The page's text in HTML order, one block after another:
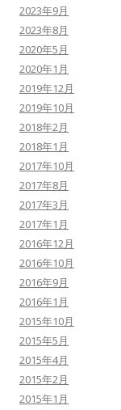
2023年9月
2023年8月
2020年5月
2020年1月
2019年12月
2019年10月
2018年2月
2018年1月
2017年10月
2017年8月
2017年3月
2017年1月
2016年12月
2016年10月
2016年9月
2016年1月
2015年10月
2015年5月
2015年4月
2015年2月
2015年1月